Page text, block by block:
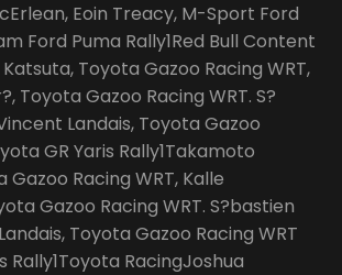
Eoin Treacy, M-Sport Ford
Ford Puma Rally1Red Bull Content
Toyota Gazoo Racing WRT,
Toyota Gazoo Racing WRT. S?
Landais, Toyota Gazoo
GR Yaris Rally1Takamoto
Racing WRT, Kalle
Gazoo Racing WRT. S?bastien
Toyota Gazoo Racing WRT
Rally1Toyota RacingJoshua